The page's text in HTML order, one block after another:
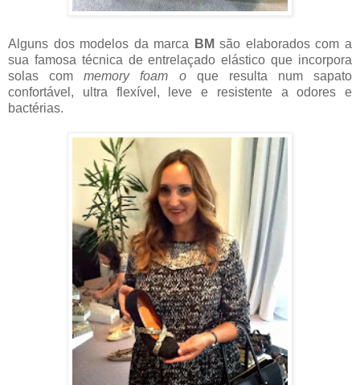
Alguns dos modelos da marca BM são elaborados com a
sua famosa técnica de entrelaçado elástico que incorpora
solas commemory foam oque resulta num sapato
confortável, ultra flexível, leve e resistente a odores e
bactérias.